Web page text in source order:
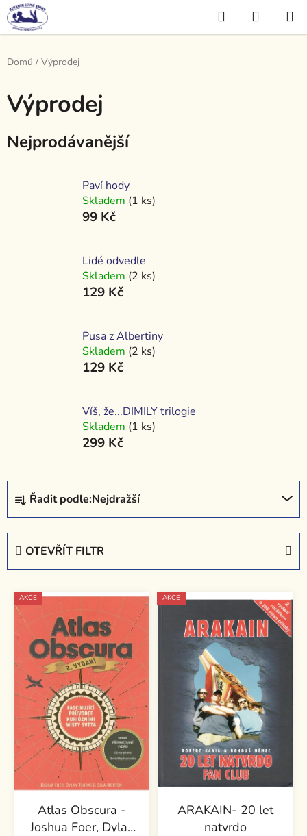
Přejít
na
obsah
Hledat
KOŠÍK
Domů / Výprodej
Výprodej
Nejprodávanější
Paví hody
Skladem (1 ks)
99 Kč
Lidé odvedle
Skladem (2 ks)
129 Kč
Pusa z Albertiny
Skladem (2 ks)
129 Kč
Víš, že...DIMILY trilogie
Skladem (1 ks)
299 Kč
Ř
z
p
u
ů
Řadit podle:Nejdražší
OTEVŘÍT FILTR
V
ý
o
u
k
AKCE
Atlas Obscura -
Joshua Foer, Dylan
AKCE
ARAKAIN- 20 let
natvrdo